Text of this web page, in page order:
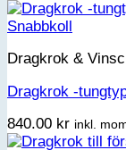
Snabbkoll
Dragkrok &
Dragkrok -
840.00 kr inkl.